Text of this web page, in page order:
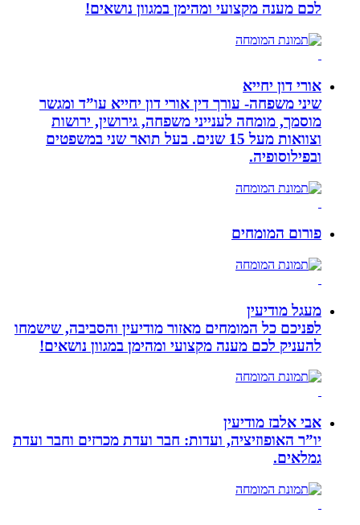
לכם מענה מקצועי ומהימן במגוון נושאים!
אורי דון יחייא
שיני משפחה- עורך דין אורי דון יחייא עו”ד ומגשר
מוסמך, מומחה לענייני משפחה, גירושין, ירושות
וצוואות מעל 15 שנים. בעל תואר שני במשפטים
ובפילוסופיה.
פורום המומחים
מעגל מודיעין
לפניכם כל המומחים מאזור מודיעין והסביבה, שישמחו
להעניק לכם מענה מקצועי ומהימן במגוון נושאים!
אבי אלבז מודיעין
יו”ר האופוזיציה, ועדות: חבר ועדת מכרזים וחבר ועדת
גמלאים.